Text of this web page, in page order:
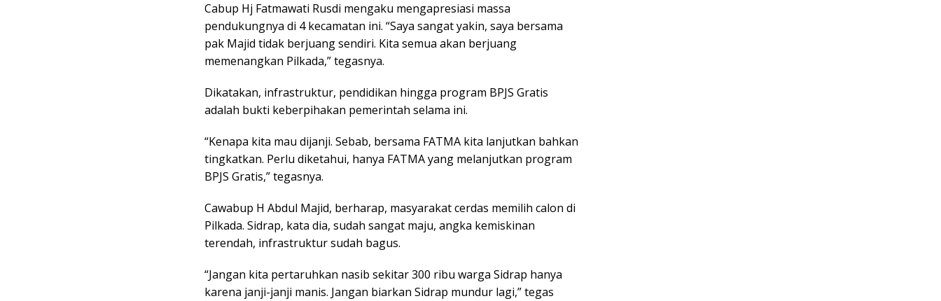
Cabup Hj Fatmawati Rusdi mengaku mengapresiasi massa
pendukungnya di 4 kecamatan ini. “Saya sangat yakin, saya bersama
pak Majid tidak berjuang sendiri. Kita semua akan berjuang
memenangkan Pilkada,” tegasnya.
Dikatakan, infrastruktur, pendidikan hingga program BPJS Gratis
adalah bukti keberpihakan pemerintah selama ini.
“Kenapa kita mau dijanji. Sebab, bersama FATMA kita lanjutkan bahkan
tingkatkan. Perlu diketahui, hanya FATMA yang melanjutkan program
BPJS Gratis,” tegasnya.
Cawabup H Abdul Majid, berharap, masyarakat cerdas memilih calon di
Pilkada. Sidrap, kata dia, sudah sangat maju, angka kemiskinan
terendah, infrastruktur sudah bagus.
“Jangan kita pertaruhkan nasib sekitar 300 ribu warga Sidrap hanya
karena janji-janji manis. Jangan biarkan Sidrap mundur lagi,” tegas